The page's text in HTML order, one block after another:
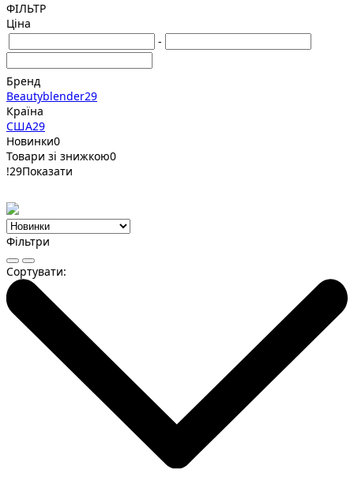
ФІЛЬТР
Ціна
-
Бренд
Beautyblender29
Країна
США29
Новинки0
Товари зі знижкою0
!29Показати
Фільтри
Сортувати: